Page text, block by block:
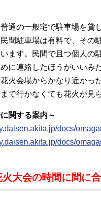
通の一般宅で駐車場を貸
間駐車場は有料で、その
ます。民間で且つ個人の
に連絡したほうがいいみ
火会場からかなり近かっ
で行かなくても花火が見
関する案内～
docs/
docs/
大会の時間に間に